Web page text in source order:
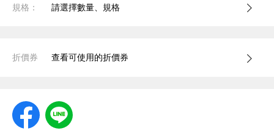
規格： 請選擇數量、規格
折價券 查看可使用的折價券